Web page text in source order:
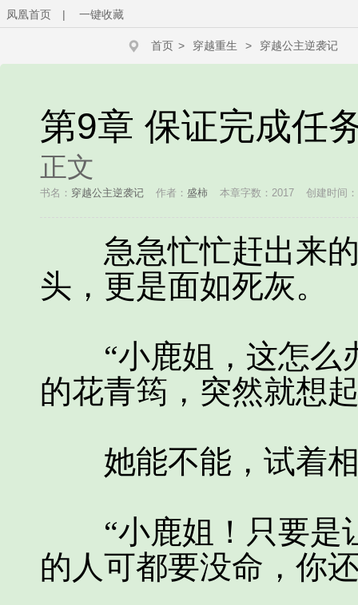
凤凰首页 | 一键收藏
首页 > 穿越重生 > 穿越公主逆袭记
第9章 保证完成任
正文
书名： 穿越公主逆袭记 作者： 盛柿 本章字数：2017 创建时间
急急忙忙赶出来的
头，更是面如死灰。
“小鹿姐，这怎么
的花青筠，突然就想
她能不能，试着相
“小鹿姐！只要是
的人可都要没命，你